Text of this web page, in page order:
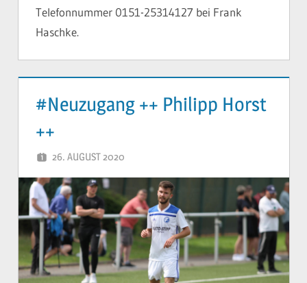
Telefonnummer 0151-25314127 bei Frank
Haschke.
#Neuzugang ++ Philipp Horst
++
26. AUGUST 2020